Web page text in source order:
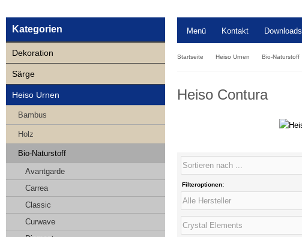
Menü Kontakt Downloads
Startseite Heiso Urnen Bio-Naturstoff
Heiso Contura
Filteroptionen:
Kategorien
Dekoration
Särge
Heiso Urnen
Bambus
Holz
Bio-Naturstoff
Avantgarde
Carrea
Classic
Curwave